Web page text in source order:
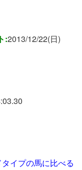
:2013/12/22(日)
イプの馬に比べる